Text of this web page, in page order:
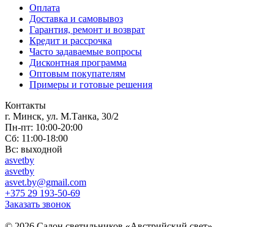
Оплата
Доставка и самовывоз
Гарантия, ремонт и возврат
Кредит и рассрочка
Часто задаваемые вопросы
Дисконтная программа
Оптовым покупателям
Примеры и готовые решения
Контакты
г. Минск, ул. М.Танка, 30/2
Пн-пт: 10:00-20:00
Сб: 11:00-18:00
Вс: выходной
asvetby
asvetby
asvet.by@gmail.com
+375 29 193-50-69
Заказать звонок